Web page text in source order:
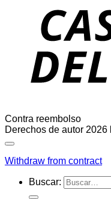
Contra reembolso
Derechos de autor 2026
Withdraw from contract
Buscar: